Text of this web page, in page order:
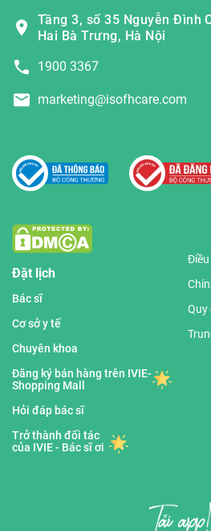
Tầng 3, số 35 Nguyễn Đình
Hai Bà Trưng, Hà Nội
1900 3367
marketing@isofhcare.com
Đặt lịch
Bác sĩ
Cơ sở y tế
Chuyên khoa
Đăng ký bán hàng trên IVIE-
Shopping Mall
Hỏi đáp bác sĩ
Trở thành đối tác
của IVIE - Bác sĩ ơi
Quy